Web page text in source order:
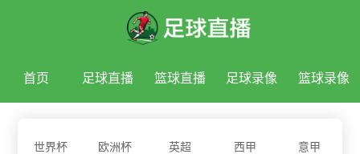
首页 足球直播 篮球直播 足球录像 篮球录像
世界杯 欧洲杯 英超 西甲
意甲